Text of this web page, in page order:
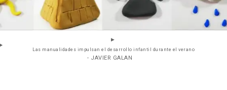
Las manualidades impulsan el desarrollo infantil durante el verano
- JAVIER GALAN